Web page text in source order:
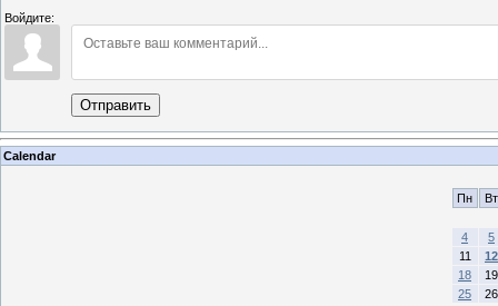
Войдите:
Отправить
Calendar
Пн Вт
4
5
11
12
18
19
25
26